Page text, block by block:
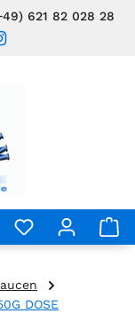
621 82 028 28
DOSE